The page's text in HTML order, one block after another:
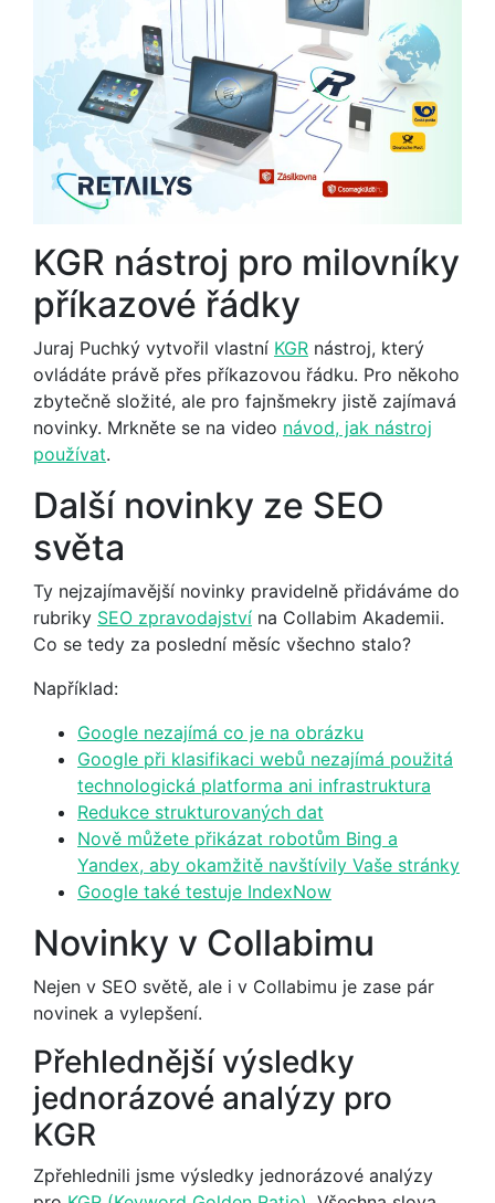
KGR nástroj pro milovníky
příkazové řádky
Juraj Puchký vytvořil vlastní KGR nástroj, který
ovládáte právě přes příkazovou řádku. Pro někoho
zbytečně složité, ale pro fajnšmekry jistě zajímavá
novinky. Mrkněte se na video návod, jak nástroj
používat.
Další novinky ze SEO
světa
Ty nejzajímavější novinky pravidelně přidáváme do
rubriky SEO zpravodajství na Collabim Akademii.
Co se tedy za poslední měsíc všechno stalo?
Například:
Google nezajímá co je na obrázku
Google při klasifikaci webů nezajímá použitá
technologická platforma ani infrastruktura
Redukce strukturovaných dat
Nově můžete přikázat robotům Bing a
Yandex, aby okamžitě navštívily Vaše stránky
Google také testuje IndexNow
Novinky v Collabimu
Nejen v SEO světě, ale i v Collabimu je zase pár
novinek a vylepšení.
Přehlednější výsledky
jednorázové analýzy pro
KGR
Zpřehlednili jsme výsledky jednorázové analýzy